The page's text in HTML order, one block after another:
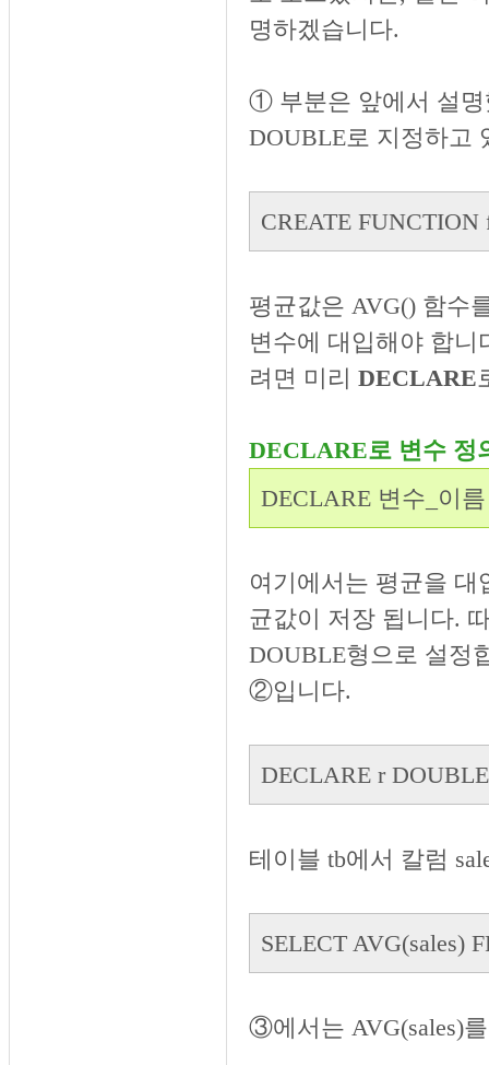
명하겠습니다.
① 부분은 앞에서 설명
DOUBLE로 지정하고
CREATE
평균값은 AVG() 함수
변수에 대입해야 합
려면 미리 DECLARE
DECLARE로 변수 정
DECLARE 변수_이
여기에서는 평균을
균값이 저장 됩니다.
DOUBLE형으로 설정
②입니다.
DECLARE r
테이블 tb에서 칼럼
SELECT AVG(sales)
③에서는 AVG(sales)